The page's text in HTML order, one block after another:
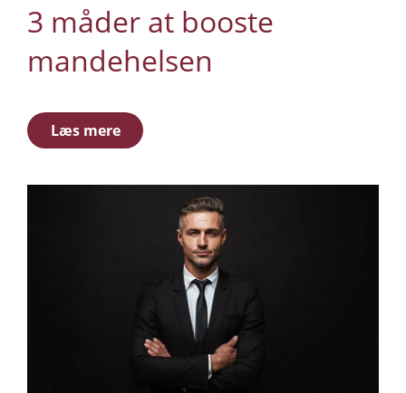
3 måder at booste
mandehelsen
Læs mere